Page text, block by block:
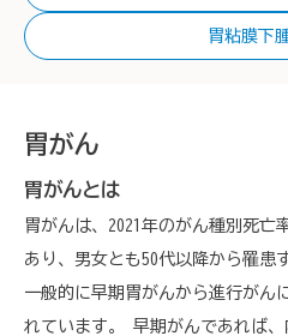
胃粘膜下
胃がん
胃がんとは
胃がんは、2021年のがん種別死亡
あり、男女とも50代以降から罹患
一般的に早期胃がんから進行がん
れています。 早期がんであれば